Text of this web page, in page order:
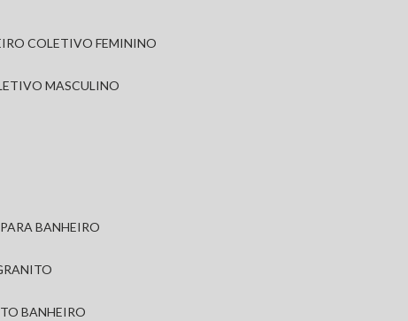
COLETIVO FEMININO
MASCULINO
BANHEIRO
BANHEIRO